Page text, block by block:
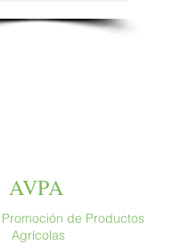
AVPA
de Productos
Agrícolas